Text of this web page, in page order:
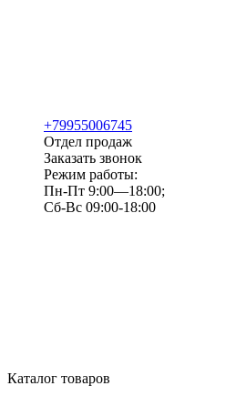
+79955006745
Отдел продаж
Заказать звонок
Режим работы:
Пн-Пт 9:00—18:00;
Сб-Вс 09:00-18:00
Каталог товаров